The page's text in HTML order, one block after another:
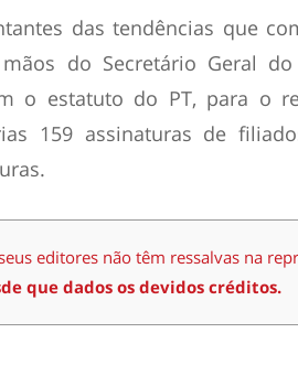
das tendências que
do Secretário Geral
o estatuto do PT, para o
159 assinaturas de
editores não têm ressalvas na
que dados os devidos créditos.